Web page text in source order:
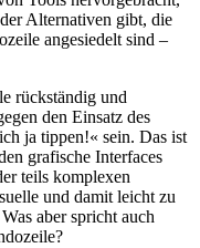
Alternativen gibt, die
angesiedelt sind –
rückständig und
den Einsatz des
ja tippen!« sein. Das ist
grafische Interfaces
teils komplexen
und damit leicht zu
aber spricht auch